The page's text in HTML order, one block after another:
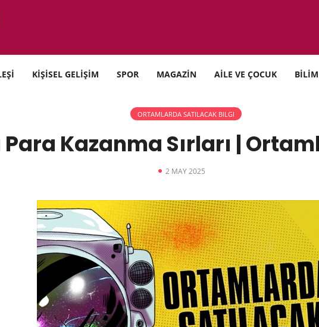
KİŞİSEL GELİŞİM SPOR MAGAZİN AİLE VE ÇOCUK BİLİM
ORTAMLARDA SATILACAK BILGI
Kazanma Sırları |
2 MAY 2025